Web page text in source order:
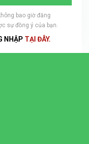
bao giờ đăng
sự đồng ý của bạn.
NHẬP TẠI ĐÂY.